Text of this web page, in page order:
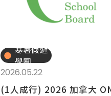
寒暑假遊
學團
2026.05.22
(1人成行) 2026 加拿大